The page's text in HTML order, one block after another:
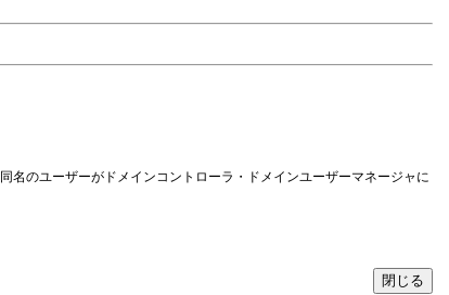
名のユーザーがドメインコントローラ・ドメインユーザーマネージャに